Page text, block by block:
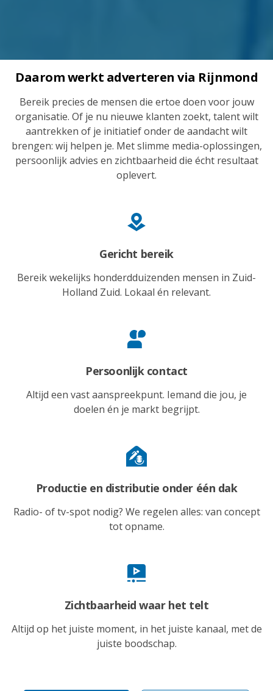
Daarom werkt adverteren via Rijnmond
Bereik precies de mensen die ertoe doen voor jouw
organisatie. Of je nu nieuwe klanten zoekt, talent wilt
aantrekken of je initiatief onder de aandacht wilt
brengen: wij helpen je. Met slimme media-oplossingen,
persoonlijk advies en zichtbaarheid die écht resultaat
oplevert.
Gericht bereik
Bereik wekelijks honderdduizenden mensen in Zuid-
Holland Zuid. Lokaal én relevant.
Persoonlijk contact
Altijd een vast aanspreekpunt. Iemand die jou, je
doelen én je markt begrijpt.
Productie en distributie onder één dak
Radio- of tv-spot nodig? We regelen alles: van concept
tot opname.
Zichtbaarheid waar het telt
Altijd op het juiste moment, in het juiste kanaal, met de
juiste boodschap.